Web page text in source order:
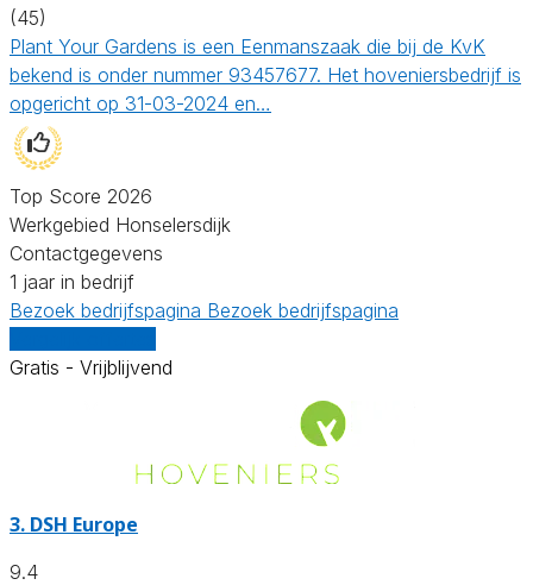
(45)
Plant Your Gardens is een Eenmanszaak die bij de KvK
bekend is onder nummer 93457677. Het hoveniersbedrijf is
opgericht op 31-03-2024 en…
Top Score 2026
Werkgebied Honselersdijk
Contactgegevens
1 jaar in bedrijf
Bezoek bedrijfspagina Bezoek bedrijfspagina
Gratis - Vrijblijvend
3. DSH Europe
9.4